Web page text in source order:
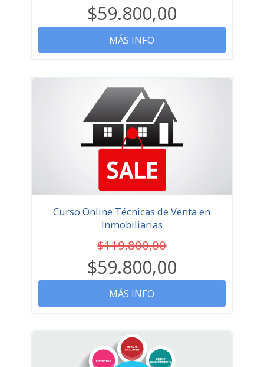
$59.800,00
MÁS INFO
Curso Online Técnicas de Venta en
Inmobiliarias
$119.800,00
$59.800,00
MÁS INFO